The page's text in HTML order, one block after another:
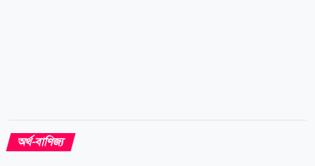
অর্থ-বাণিজ্য